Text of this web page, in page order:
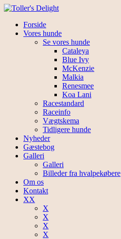
Forside
Vores hunde
Se vores hunde
Cataleya
Blue Ivy
McKenzie
Malkia
Renesmee
Koa Lani
Racestandard
Raceinfo
Vægtskema
Tidligere hunde
Nyheder
Gæstebog
Galleri
Galleri
Billeder fra hvalpekøbere
Om os
Kontakt
XX
X
X
X
X